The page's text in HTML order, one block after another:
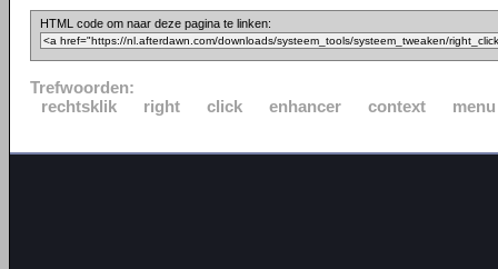
HTML code om naar deze pagina te linken:
Trefwoorden:
rechtsklik
right click enhancer context menu